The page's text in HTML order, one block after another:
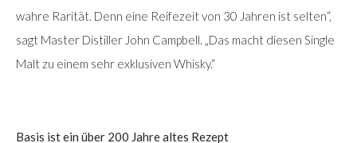
wahre Rarität. Denn eine Reifezeit von 30 Jahren ist selten“,
sagt Master Distiller John Campbell. „Das macht diesen Single
Malt zu einem sehr exklusiven Whisky.“
Basis ist ein über 200 Jahre altes Rezept